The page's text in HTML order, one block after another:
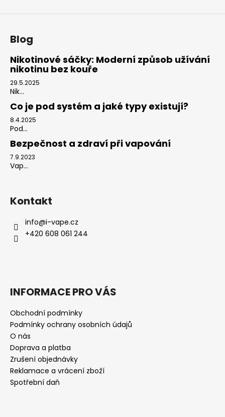
Blog
Nikotinové sáčky: Moderní způsob užívání
nikotinu bez kouře
29.5.2025
Nik...
Co je pod systém a jaké typy existují?
8.4.2025
Pod...
Bezpečnost a zdraví při vapování
7.9.2023
Vap...
Kontakt
info@i-vape.cz
+420 608 061 244
INFORMACE PRO VÁS
Obchodní podmínky
Podmínky ochrany osobních údajů
O nás
Doprava a platba
Zrušení objednávky
Reklamace a vrácení zboží
Spotřební daň